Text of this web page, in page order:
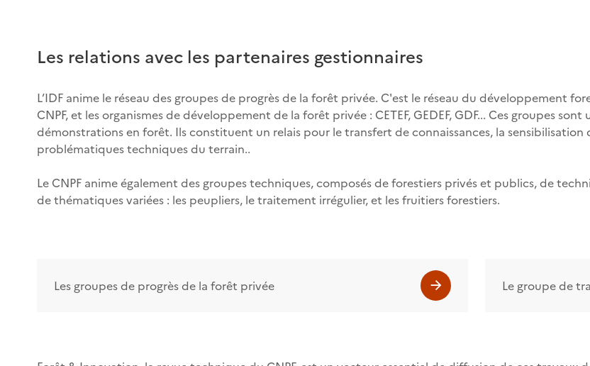
Les relations avec les partenaires gestionnaires
L’IDF anime le réseau des groupes de progrès de la forêt privée. C'est le réseau du développement
CNPF, et les organismes de développement de la forêt privée : CETEF, GEDEF, GDF... Ces groupes
démonstrations en forêt. Ils constituent un relais pour le transfert de connaissances, la
problématiques techniques du terrain..
Le CNPF anime également des groupes techniques, composés de forestiers privés et publics, de
de thématiques variées : les peupliers, le traitement irrégulier, et les fruitiers forestiers.
Les groupes de progrès de la forêt privée Le groupe de